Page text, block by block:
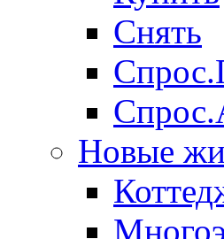
Снять
Новые